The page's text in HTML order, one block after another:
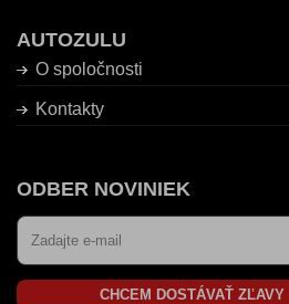
AUTOZULU
O spoločnosti
Kontakty
ODBER NOVINIEK
CHCEM DOSTÁVAŤ ZĽAVY